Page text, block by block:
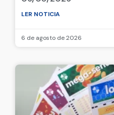
LER NOTICIA
6 de agosto de 2026